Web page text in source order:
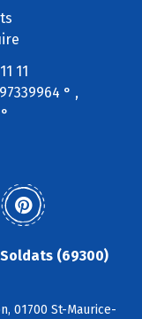
11
° ,
(69300)
01700 St-Maurice-